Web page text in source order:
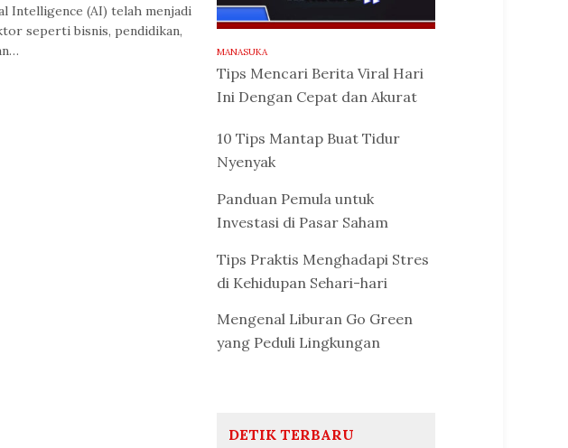
Intelligence (AI) telah menjadi
seperti bisnis, pendidikan,
MANASUKA
Tips Mencari Berita Viral Hari
Ini Dengan Cepat dan Akurat
10 Tips Mantap Buat Tidur
Nyenyak
Panduan Pemula untuk
Investasi di Pasar Saham
Tips Praktis Menghadapi Stres
di Kehidupan Sehari-hari
Mengenal Liburan Go Green
yang Peduli Lingkungan
DETIK TERBARU